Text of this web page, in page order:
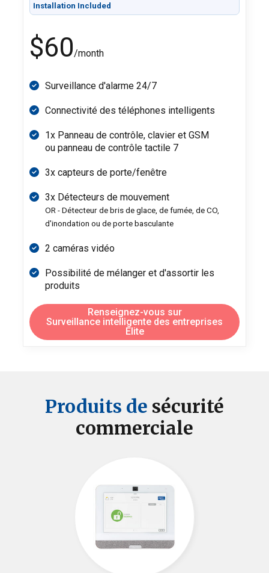
Installation Included
$60/month
Surveillance d'alarme 24/7
Connectivité des téléphones intelligents
1x Panneau de contrôle, clavier et GSM
ou panneau de contrôle tactile 7
3x capteurs de porte/fenêtre
3x Détecteurs de mouvement
OR - Détecteur de bris de glace, de fumée, de CO,
d'inondation ou de porte basculante
2 caméras vidéo
Possibilité de mélanger et d'assortir les
produits
Renseignez-vous sur
Surveillance intelligente des entreprises
Elite
Produits de sécurité
commerciale